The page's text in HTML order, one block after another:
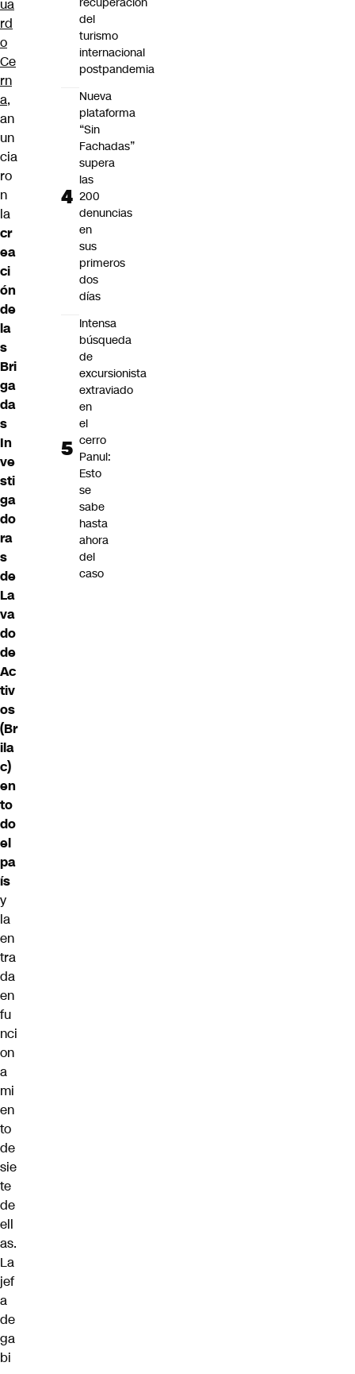
ua
rd
o
Ce
rn
a,
an
un
cia
ro
n
la
cr
ea
ci
ón
de
la
s
Bri
ga
da
s
In
ve
sti
ga
do
ra
s
de
La
va
do
de
Ac
tiv
os
(Br
ila
c)
en
to
do
el
pa
ís
y
la
en
tra
da
en
fu
nci
on
a
mi
en
to
de
sie
te
de
ell
as.
La
jef
a
de
ga
bi
del
turismo
internacional
postpandemia
Nueva
plataforma
“Sin
Fachadas”
supera
las
200
denuncias
en
sus
primeros
dos
días
Intensa
búsqueda
de
excursionista
extraviado
en
el
cerro
Panul:
Esto
se
sabe
hasta
ahora
del
caso